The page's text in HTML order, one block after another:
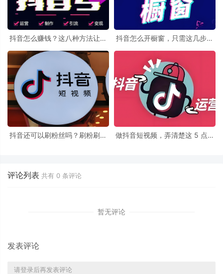
抖音怎么赚钱？这八种方法让你
抖音怎么开橱窗，只需这几步让
抖音还可以刷粉丝吗？刷粉刷赞
做抖音短视频，弄清楚这 5 点，
评论列表 共有 0 条评论
暂无评论
发表评论